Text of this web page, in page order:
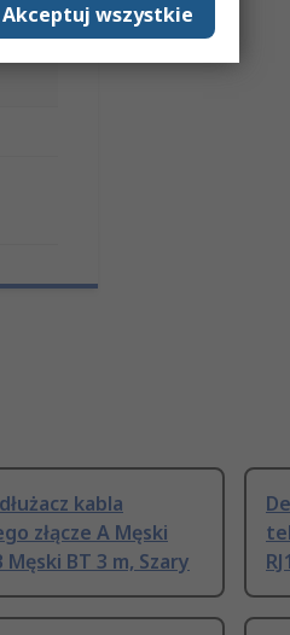
kabla
złącze A Męski
Męski BT 3 m, Szary
Akceptuj wszystkie